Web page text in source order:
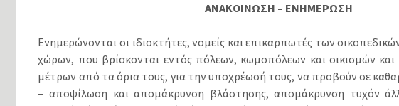
ΑΝΑΚΟΙΝΩΣΗ – ΕΝΗΜΕΡΩΣΗ
Ενημερώνονται οι ιδιοκτήτες, νομείς και επικαρπωτές των
χώρων, που βρίσκονται εντός πόλεων, κωμοπόλεων και οικισμών
μέτρων από τα όρια τους, για την υποχρέωσή τους, να προβούν σε
– αποψίλωση και απομάκρυνση βλάστησης, απομάκρυνση τυχόν